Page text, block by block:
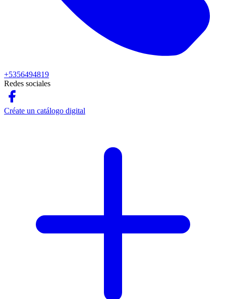
+5356494819
Redes sociales
Créate un catálogo digital